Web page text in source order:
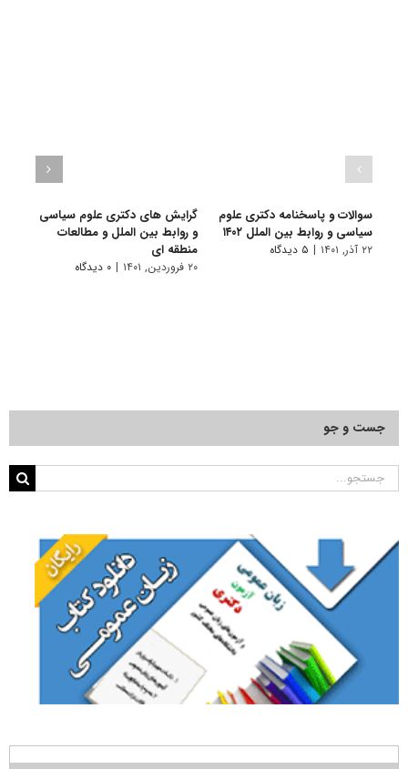
سوالات و پاسخنامه دکتری علوم
سیاسی و روابط بین الملل ۱۴۰۲
۲۲ آذر, ۱۴۰۱ | ۵ دیدگاه
گرایش های دکتری ﻋﻠﻮم ﺳﻴﺎسی
و رواﺑﻂ بین اﻟﻤﻠﻞ و مطالعات
منطقه ای
۲۰ فروردین, ۱۴۰۱ | ۰ دیدگاه
جست و جو
جستجو